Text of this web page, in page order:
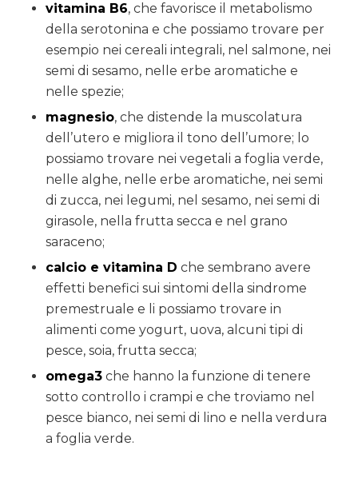
vitamina B6, che favorisce il metabolismo
della serotonina e che possiamo trovare per
esempio nei cereali integrali, nel salmone, nei
semi di sesamo, nelle erbe aromatiche e
nelle spezie;
magnesio, che distende la muscolatura
dell’utero e migliora il tono dell’umore; lo
possiamo trovare nei vegetali a foglia verde,
nelle alghe, nelle erbe aromatiche, nei semi
di zucca, nei legumi, nel sesamo, nei semi di
girasole, nella frutta secca e nel grano
saraceno;
calcio e vitamina D che sembrano avere
effetti benefici sui sintomi della sindrome
premestruale e li possiamo trovare in
alimenti come yogurt, uova, alcuni tipi di
pesce, soia, frutta secca;
omega3che hanno la funzione di tenere
sotto controllo i crampi e che troviamo nel
pesce bianco, nei semi di lino e nella verdura
a foglia verde.